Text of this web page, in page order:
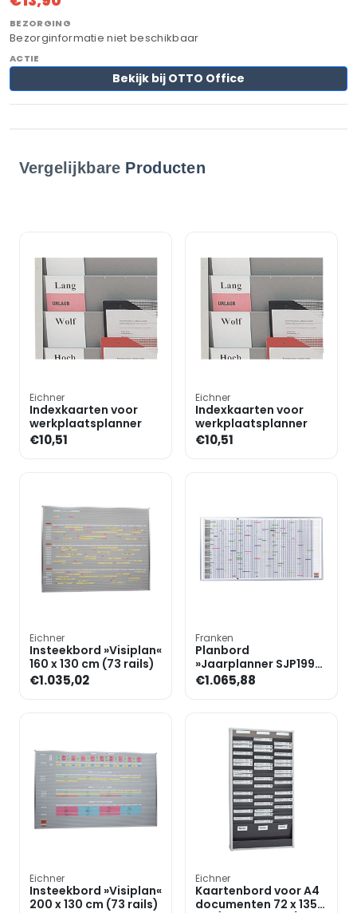
Bezorginformatie niet beschikbaar
Bekijk bij OTTO Office
Vergelijkbare Producten
Eichner
Indexkaarten voor
werkplaatsplanner
€10,51
Eichner
Indexkaarten voor
werkplaatsplanner
€10,51
Eichner
Insteekbord »Visiplan«
160 x 130 cm (73 rails)
€1.035,02
Franken
Planbord
»Jaarplanner SJP1990,
voor de
personeelsplanning«
€1.065,88
Eichner
Insteekbord »Visiplan«
200 x 130 cm (73 rails)
Eichner
Kaartenbord voor A4
documenten 72 x 135